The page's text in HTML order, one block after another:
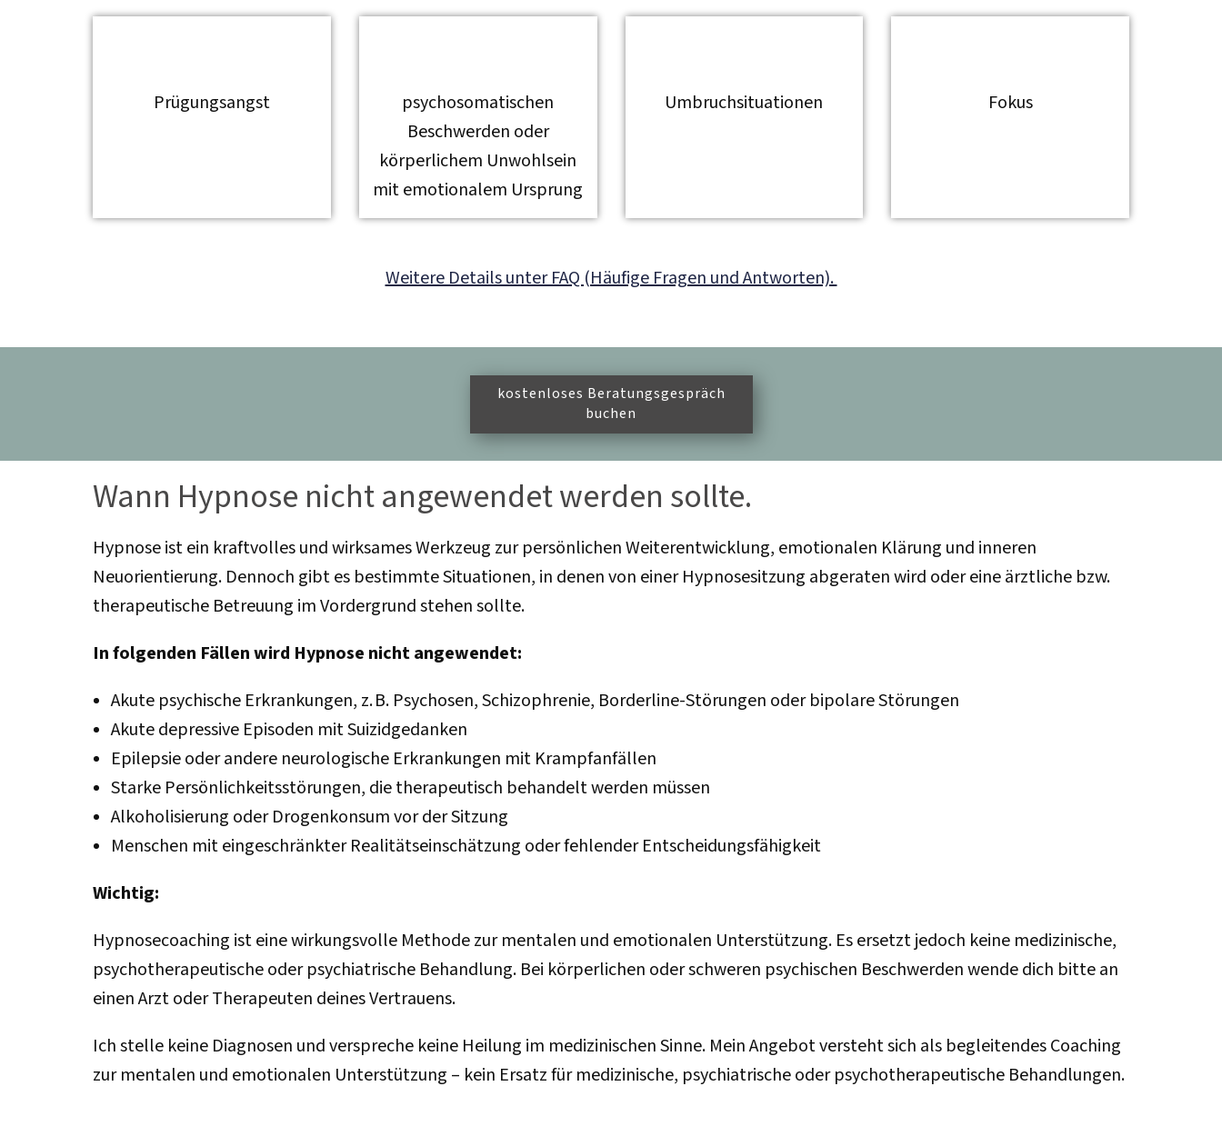
Prügungsangst
psychosomatischen
Beschwerden oder
körperlichem Unwohlsein
mit emotionalem Ursprung
Umbruchsituationen Fokus
Weitere Details unter FAQ (Häufige Fragen und Antworten).
kostenloses Beratungsgespräch
buchen
Wann Hypnose nicht angewendet werden sollte.
Hypnose ist ein kraftvolles und wirksames Werkzeug zur persönlichen Weiterentwicklung, emotionalen Klärung und inneren
Neuorientierung. Dennoch gibt es bestimmte Situationen, in denen von einer Hypnosesitzung abgeraten wird oder eine ärztliche bzw.
therapeutische Betreuung im Vordergrund stehen sollte.
In folgenden Fällen wird Hypnose nicht angewendet:
Akute psychische Erkrankungen, z. B. Psychosen, Schizophrenie, Borderline-Störungen oder bipolare Störungen
Akute depressive Episoden mit Suizidgedanken
Epilepsie oder andere neurologische Erkrankungen mit Krampfanfällen
Starke Persönlichkeitsstörungen, die therapeutisch behandelt werden müssen
Alkoholisierung oder Drogenkonsum vor der Sitzung
Menschen mit eingeschränkter Realitätseinschätzung oder fehlender Entscheidungsfähigkeit
Wichtig:
Hypnosecoaching ist eine wirkungsvolle Methode zur mentalen und emotionalen Unterstützung. Es ersetzt jedoch keine medizinische,
psychotherapeutische oder psychiatrische Behandlung. Bei körperlichen oder schweren psychischen Beschwerden wende dich bitte an
einen Arzt oder Therapeuten deines Vertrauens.
Ich stelle keine Diagnosen und verspreche keine Heilung im medizinischen Sinne. Mein Angebot versteht sich als begleitendes Coaching
zur mentalen und emotionalen Unterstützung – kein Ersatz für medizinische, psychiatrische oder psychotherapeutische Behandlungen.